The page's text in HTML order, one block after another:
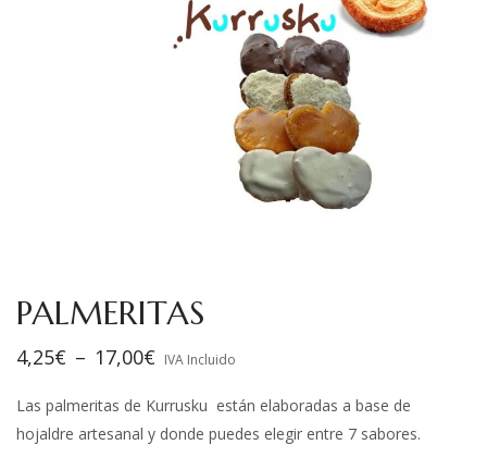
PALMERITAS
4,25€ – 17,00€ IVA Incluido
Las palmeritas de Kurrusku están elaboradas a base de
hojaldre artesanal y donde puedes elegir entre 7 sabores.